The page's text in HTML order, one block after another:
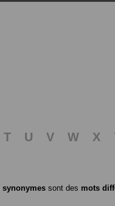
T U V W X
synonymes sont des mots